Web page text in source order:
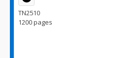
TN2510
1200 pages